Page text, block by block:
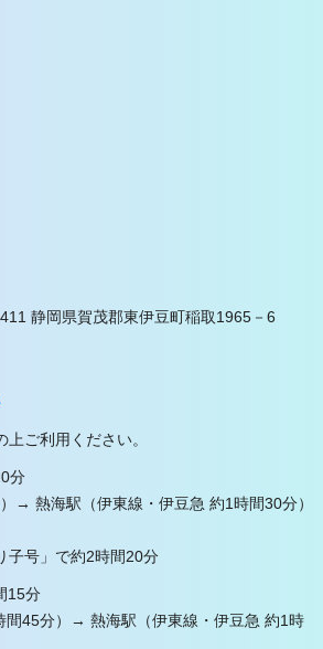
静岡県賀茂郡東伊豆町稲取1965－6
ご利用ください。
分
→ 熱海駅（伊東線・伊豆急 約1時間30分）
子号」で約2時間20分
15分
間45分）→ 熱海駅（伊東線・伊豆急 約1時